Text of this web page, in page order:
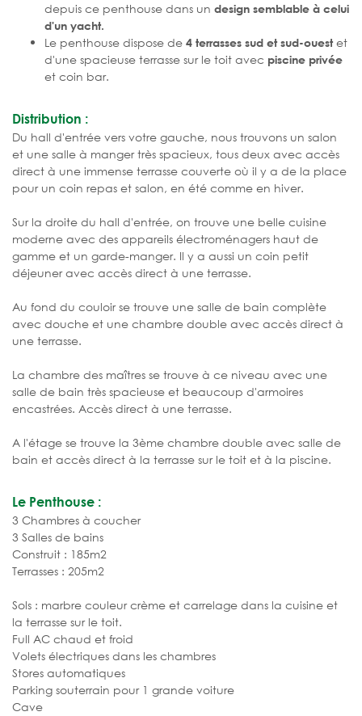
depuis ce penthouse dans un design semblable à celui
d'un yacht.
Le penthouse dispose de 4 terrasses sud et sud-ouestet
d'une spacieuse terrasse sur le toit avec piscine privée
et coin bar.
Distribution :
Du hall d'entrée vers votre gauche, nous trouvons un salon
et une salle à manger très spacieux, tous deux avec accès
direct à une immense terrasse couverte où il y a de la place
pour un coin repas et salon, en été comme en hiver.
Sur la droite du hall d'entrée, on trouve une belle cuisine
moderne avec des appareils électroménagers haut de
gamme et un garde-manger. Il y a aussi un coin petit
déjeuner avec accès direct à une terrasse.
Au fond du couloir se trouve une salle de bain complète
avec douche et une chambre double avec accès direct à
une terrasse.
La chambre des maîtres se trouve à ce niveau avec une
salle de bain très spacieuse et beaucoup d'armoires
encastrées. Accès direct à une terrasse.
A l'étage se trouve la 3ème chambre double avec salle de
bain et accès direct à la terrasse sur le toit et à la piscine.
Le Penthouse :
3 Chambres à coucher
3 Salles de bains
Construit : 185m2
Terrasses : 205m2
Sols : marbre couleur crème et carrelage dans la cuisine et
la terrasse sur le toit.
Full AC chaud et froid
Volets électriques dans les chambres
Stores automatiques
Parking souterrain pour 1 grande voiture
Cave